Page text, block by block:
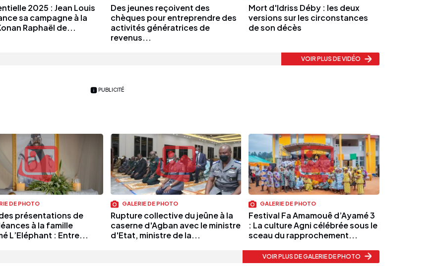
2025 : Jean Louis
sa campagne à la
Raphaël de...
Des jeunes reçoivent des
chèques pour entreprendre des
activités génératrices de
revenus...
Mort d'Idriss Déby : les deux
versions sur les circonstances
de son décès
VOIR PLUS DE VIDÉO
PUBLICITÉ
DE PHOTO
présentations de
à la famille
L’Eléphant : Entre...
GALERIE DE PHOTO
Rupture collective du jeûne à la
caserne d'Agban avec le ministre
d'Etat, ministre de la...
GALERIE DE PHOTO
Festival Fa Amamouê d’Ayamé 3
: La culture Agni célébrée sous le
sceau du rapprochement...
VOIR PLUS DE GALERIE DE PHOTO